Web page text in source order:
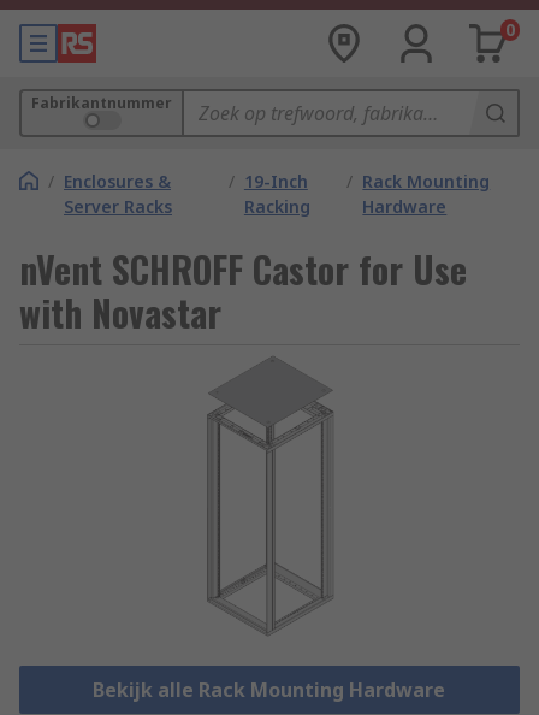
0
Fabrikantnummer
/ Enclosures &
Server Racks
/ 19-Inch
Racking
/ Rack Mounting
Hardware
nVent SCHROFF Castor for Use
with Novastar
Bekijk alle Rack Mounting Hardware